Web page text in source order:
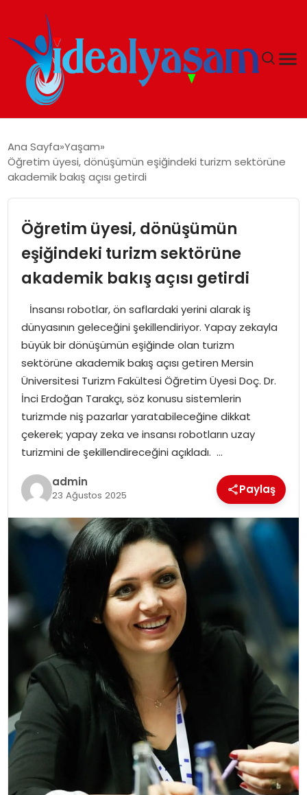
GÜNDEM
İDEAL YAŞAM
İDEAL SPOR
YAŞAM
MAGAZIN
SAĞLIK
SOSYAL HABER
Ana Sayfa Yaşam
Öğretim üyesi, dönüşümün eşiğindeki turizm sektörüne
akademik bakış açısı getirdi
Öğretim üyesi, dönüşümün
eşiğindeki turizm sektörüne
akademik bakış açısı getirdi
İnsansı robotlar, ön saflardaki yerini alarak iş
dünyasının geleceğini şekillendiriyor. Yapay zekayla
büyük bir dönüşümün eşiğinde olan turizm
sektörüne akademik bakış açısı getiren Mersin
Üniversitesi Turizm Fakültesi Öğretim Üyesi Doç. Dr.
İnci Erdoğan Tarakçı, söz konusu sistemlerin
turizmde niş pazarlar yaratabileceğine dikkat
çekerek; yapay zeka ve insansı robotların uzay
turizmini de şekillendireceğini açıkladı. …
admin
23 Ağustos 2025 Paylaş